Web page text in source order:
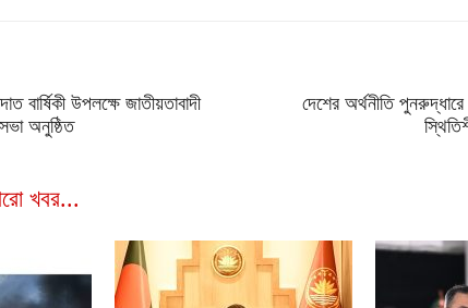
বার্ষিকী উপলক্ষে জাতীয়তাবাদী
অনুষ্ঠিত
দেশের অর্থনীতি
খবর...